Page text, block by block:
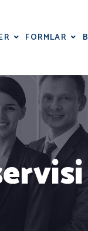
FORMLAR